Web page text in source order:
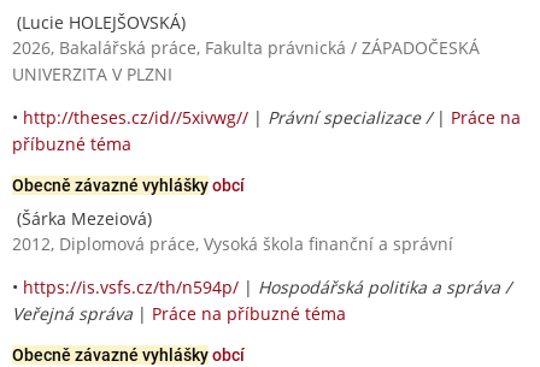
(Lucie HOLEJŠOVSKÁ)
2026, Bakalářská práce, Fakulta právnická / ZÁPADOČESKÁ
UNIVERZITA V PLZNI
• http://theses.cz/id//5xivwg// | Právní specializace / | Práce na
příbuzné téma
Obecně závazné vyhláškyobcí
(Šárka Mezeiová)
2012, Diplomová práce, Vysoká škola finanční a správní
• https://is.vsfs.cz/th/n594p/ | Hospodářská politika a správa /
Veřejná správa | Práce na příbuzné téma
Obecně závazné vyhláškyobcí